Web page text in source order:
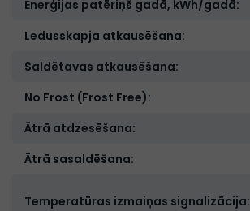
Enerģijas patēriņš gadā, kWh/gadā:
Ledusskapja atkausēšana:
Saldētavas atkausēšana:
No Frost (Frost Free):
Ātrā atdzesēšana:
Ātrā sasaldēšana:
Temperatūras izmaiņas signalizācija: